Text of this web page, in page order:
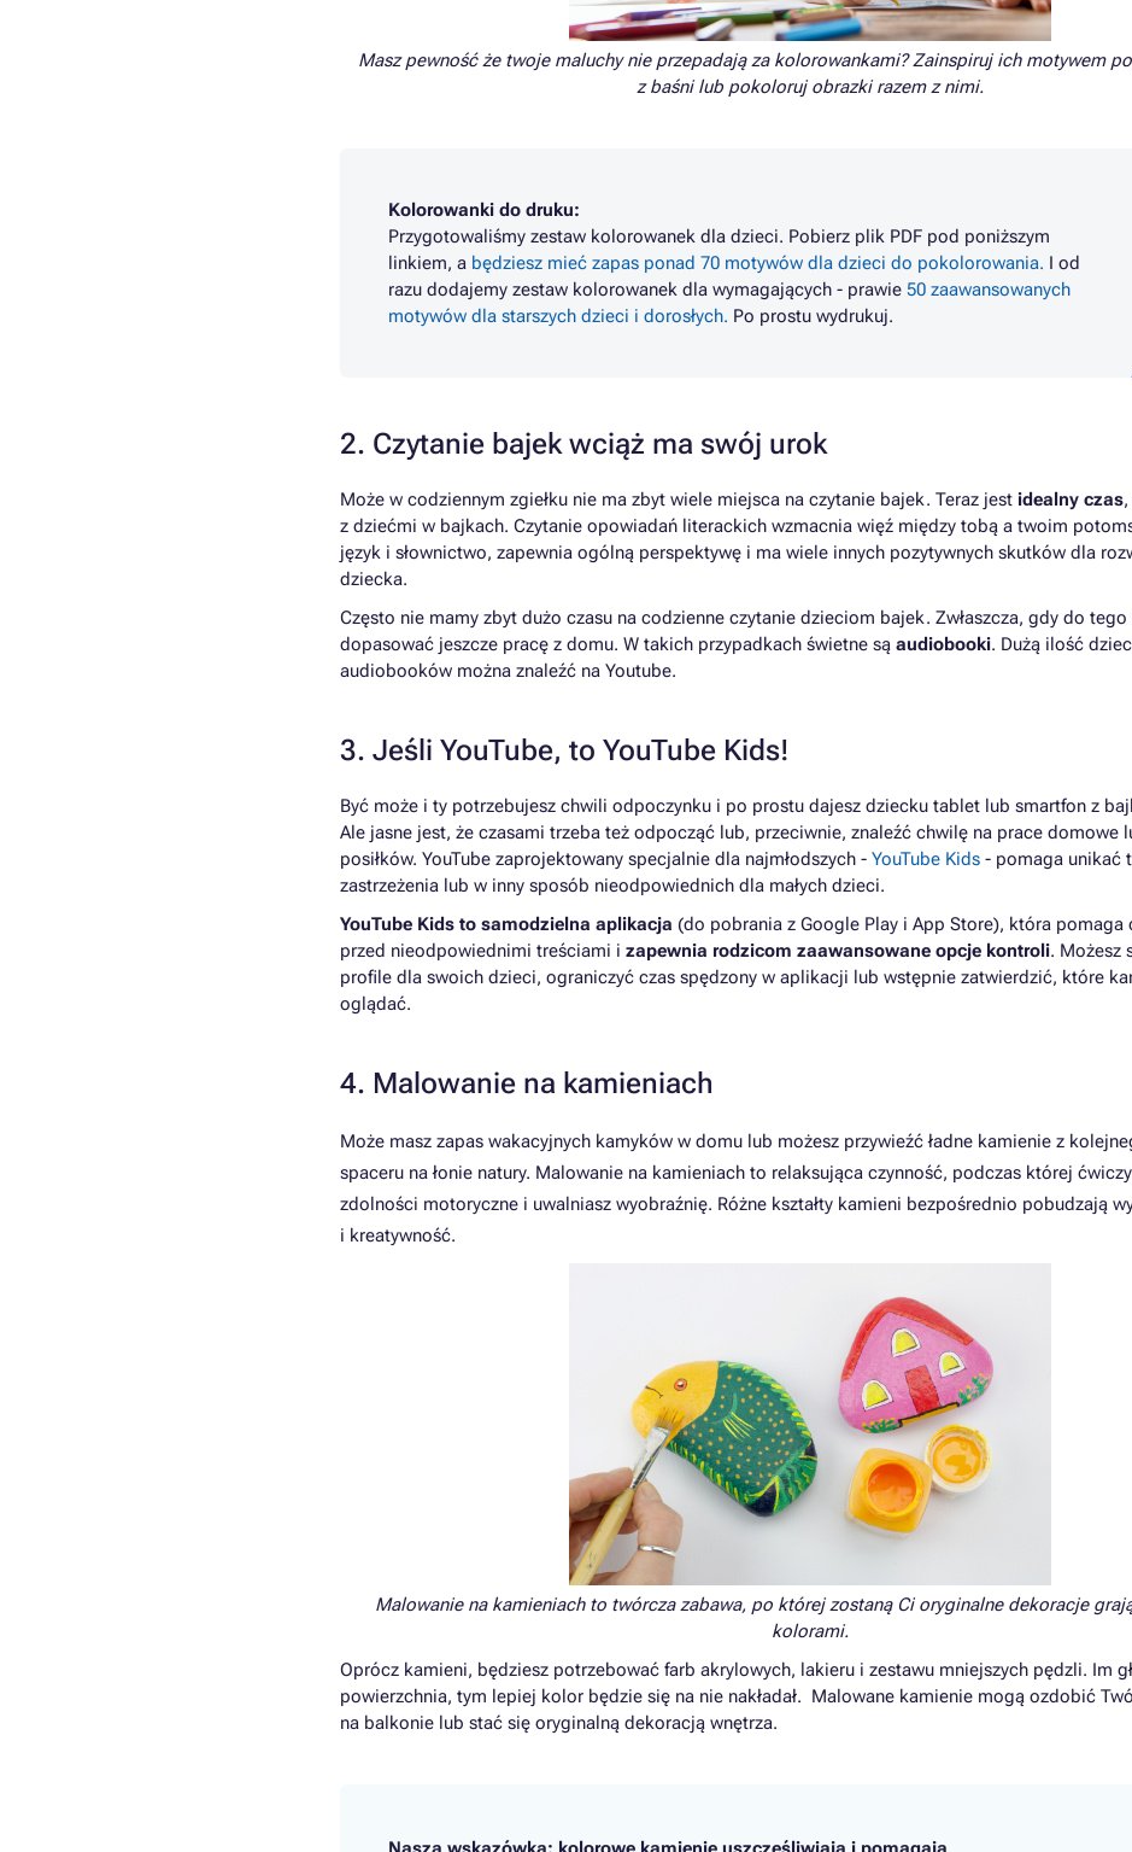
Masz pewność że twoje maluchy nie przepadają za kolorowankami? Zainspiruj ich motywem
z baśni lub pokoloruj obrazki razem z nimi.
Kolorowanki do druku:
Przygotowaliśmy zestaw kolorowanek dla dzieci. Pobierz plik PDF pod poniższym
linkiem, a będziesz mieć zapas ponad 70 motywów dla dzieci do pokolorowania. I od
razu dodajemy zestaw kolorowanek dla wymagających - prawie 50 zaawansowanych
motywów dla starszych dzieci i dorosłych. Po prostu wydrukuj.
2. Czytanie bajek wciąż ma swój urok
Może w codziennym zgiełku nie ma zbyt wiele miejsca na czytanie bajek. Teraz jest idealny czas
z dziećmi w bajkach. Czytanie opowiadań literackich wzmacnia więź między tobą a twoim
język i słownictwo, zapewnia ogólną perspektywę i ma wiele innych pozytywnych skutków dla
dziecka.
Często nie mamy zbyt dużo czasu na codzienne czytanie dzieciom bajek. Zwłaszcza, gdy do tego
dopasować jeszcze pracę z domu. W takich przypadkach świetne są audiobooki. Dużą ilość
audiobooków można znaleźć na Youtube.
3. Jeśli YouTube, to YouTube Kids!
Być może i ty potrzebujesz chwili odpoczynku i po prostu dajesz dziecku tablet lub smartfon z
Ale jasne jest, że czasami trzeba też odpocząć lub, przeciwnie, znaleźć chwilę na prace domowe
posiłków. YouTube zaprojektowany specjalnie dla najmłodszych - YouTube Kids - pomaga unikać
zastrzeżenia lub w inny sposób nieodpowiednich dla małych dzieci.
YouTube Kids to samodzielna aplikacja (do pobrania z Google Play i App Store), która pomaga
przed nieodpowiednimi treściami i zapewnia rodzicom zaawansowane opcje kontroli. Możesz
profile dla swoich dzieci, ograniczyć czas spędzony w aplikacji lub wstępnie zatwierdzić, które
oglądać.
4. Malowanie na kamieniach
Może masz zapas wakacyjnych kamyków w domu lub możesz przywieźć ładne kamienie z
spaceru na łonie natury. Malowanie na kamieniach to relaksująca czynność, podczas której
zdolności motoryczne i uwalniasz wyobraźnię. Różne kształty kamieni bezpośrednio pobudzają
i kreatywność.
Malowanie na kamieniach to twórcza zabawa, po której zostaną Ci oryginalne dekoracje
kolorami.
Oprócz kamieni, będziesz potrzebować farb akrylowych, lakieru i zestawu mniejszych pędzli. Im
powierzchnia, tym lepiej kolor będzie się na nie nakładał. Malowane kamienie mogą ozdobić
na balkonie lub stać się oryginalną dekoracją wnętrza.